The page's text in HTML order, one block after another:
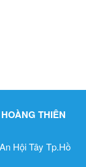
THIÊN
Hội Tây Tp.Hồ